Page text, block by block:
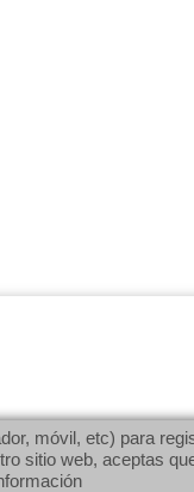
móvil, etc) para
sitio web, aceptas